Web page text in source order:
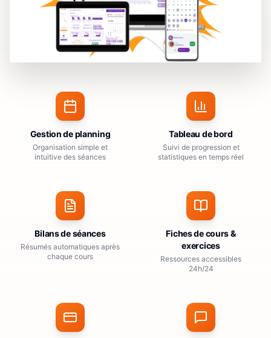
Gestion de planning
Organisation simple et
intuitive des séances
Tableau de bord
Suivi de progression et
statistiques en temps réel
Bilans de séances
Résumés automatiques après
chaque cours
Fiches de cours &
exercices
Ressources accessibles
24h/24